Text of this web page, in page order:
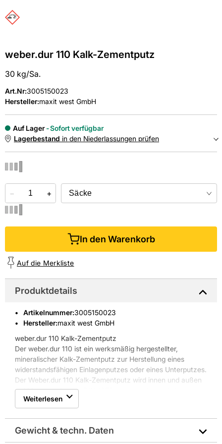
weber.dur 110 Kalk-Zementputz
30 kg/Sa.
Art.Nr:3005150023
Hersteller:maxit west GmbH
Auf Lager
Sofort verfügbar
Lagerbestand in den Niederlassungen prüfen
Online kaufen &kostenlos
− +
In den Warenkorb
Auf die Merkliste
Produktdetails
Artikelnummer:3005150023
Hersteller:maxit west GmbH
weber.dur 110 Kalk-Zementputz
Der weber.dur 110 ist ein werksmäßig hergestellter,
mineralischer Kalk-Zementputz zur Herstellung eines
widerstandsfähigen Einlagenputzes oder eines Unterputzes.
Der Weber.dur 110 Kalk-Zementputz wird innen und außen
auf Mauerwerk nach DIN 1053 angewendet und als
mineralischer Unterputz können auf dem weber.dur 110
Kalk-Zementputz alle mineralischen und organischen
Oberputze und alle Farben von Weber sowie Fliesen
aufgebracht werden.
Eigenschaften weber.dur 110 Kalk-Zementputz:
Weiterlesen
Gewicht & techn. Daten